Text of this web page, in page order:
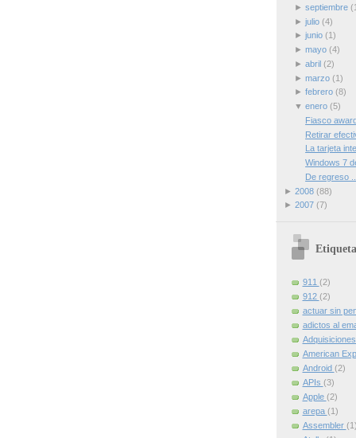
► septiembre
► julio (4)
► junio (1)
► mayo (4)
► abril (2)
► marzo (1)
► febrero (8)
▼ enero (5)
Fiasco
Retirar
La tarjeta
Windows 7
De regreso
► 2008 (88)
► 2007 (7)
911 (2)
912 (2)
actuar sin
adictos al
American
Android (2)
APIs (3)
Apple (2)
arepa (1)
Assembler